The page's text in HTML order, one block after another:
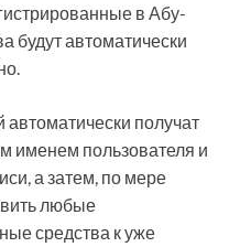
в Абу-
будут автоматически
получат
именем пользователя и
а затем, по мере
любые
средства к уже